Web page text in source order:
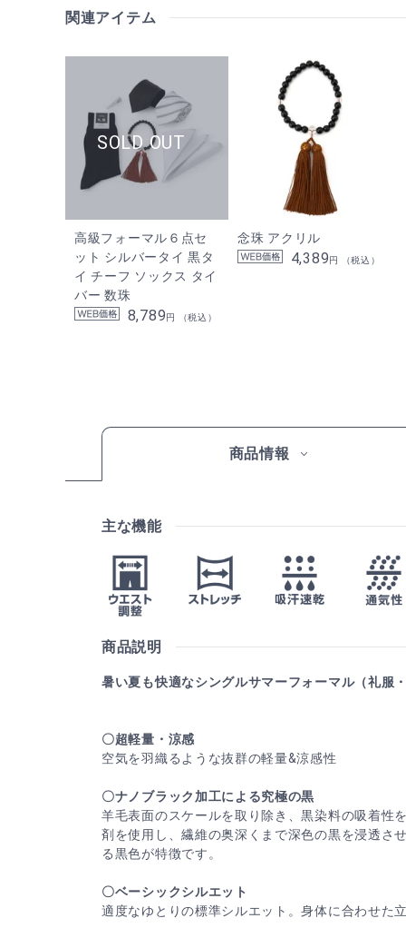
関連アイテム
高級フォーマル６点セ
ット シルバータイ 黒タ
イ チーフ ソックス タイ
バー 数珠
8,789円 （税込）
念珠 アクリル
4,389円 （税込）
商品情報
主な機能
商品説明
暑い夏も快適なシングルサマーフォーマル（礼服
〇超軽量・涼感
空気を羽織るような抜群の軽量&涼感性
〇ナノブラック加工による究極の黒
羊毛表面のスケールを取り除き、黒染料の吸着性
剤を使用し、繊維の奥深くまで深色の黒を浸透さ
る黒色が特徴です。
〇ベーシックシルエット
適度なゆとりの標準シルエット。身体に合わせた